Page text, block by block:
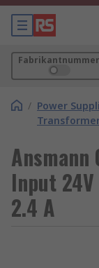
Fabrikantnummer
/ Power
Ansmann
Input
2.4 A